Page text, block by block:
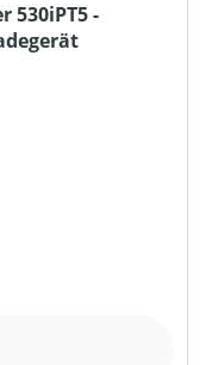
530iPT5 -